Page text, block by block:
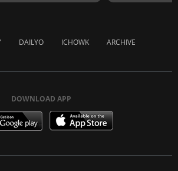
DAILYO ICHOWK ARCHIVE
DOWNLOAD APP